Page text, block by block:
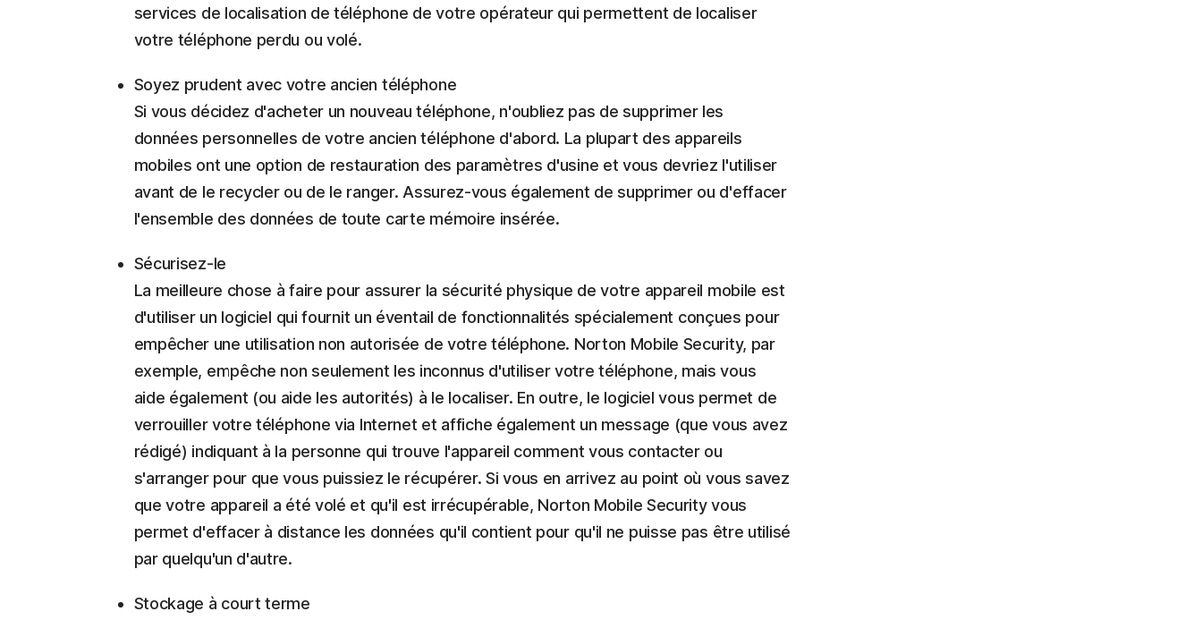
services de localisation de téléphone de votre opérateur qui permettent de localiser
votre téléphone perdu ou volé.
Soyez prudent avec votre ancien téléphone
Si vous décidez d'acheter un nouveau téléphone, n'oubliez pas de supprimer les
données personnelles de votre ancien téléphone d'abord. La plupart des appareils
mobiles ont une option de restauration des paramètres d'usine et vous devriez l'utiliser
avant de le recycler ou de le ranger. Assurez-vous également de supprimer ou d'effacer
l'ensemble des données de toute carte mémoire insérée.
Sécurisez-le
La meilleure chose à faire pour assurer la sécurité physique de votre appareil mobile est
d'utiliser un logiciel qui fournit un éventail de fonctionnalités spécialement conçues pour
empêcher une utilisation non autorisée de votre téléphone. Norton Mobile Security, par
exemple, empêche non seulement les inconnus d'utiliser votre téléphone, mais vous
aide également (ou aide les autorités) à le localiser. En outre, le logiciel vous permet de
verrouiller votre téléphone via Internet et affiche également un message (que vous avez
rédigé) indiquant à la personne qui trouve l'appareil comment vous contacter ou
s'arranger pour que vous puissiez le récupérer. Si vous en arrivez au point où vous savez
que votre appareil a été volé et qu'il est irrécupérable, Norton Mobile Security vous
permet d'effacer à distance les données qu'il contient pour qu'il ne puisse pas être utilisé
par quelqu'un d'autre.
Stockage à court terme